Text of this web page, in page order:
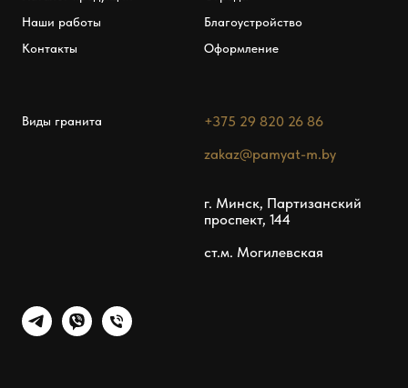
Наши работы
Контакты
Благоустройство
Оформление
Виды гранита
+375 29 820 26 86
zakaz@pamyat-m.by
г. Минск, Партизанский
проспект, 144
ст.м. Могилевская